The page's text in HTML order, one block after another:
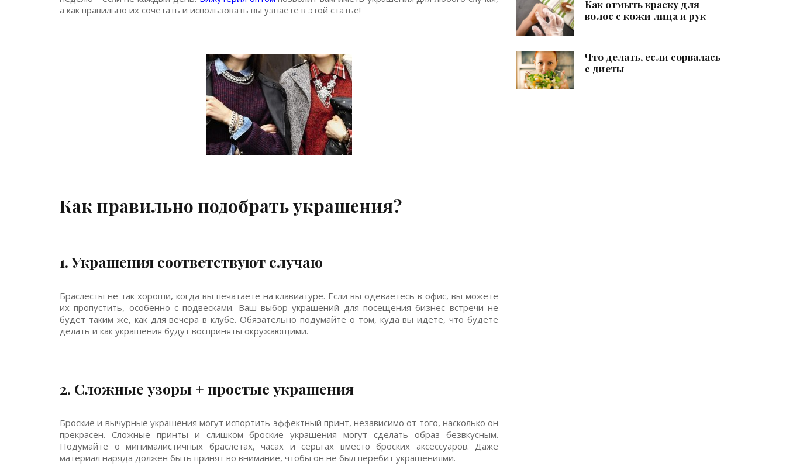
а как правильно их сочетать и использовать вы узнаете в этой статье!
Как правильно подобрать украшения?
1. Украшения соответствуют случаю
Браслесты не так хороши, когда вы печатаете на клавиатуре. Если вы одеваетесь в офис, вы можете
их пропустить, особенно с подвесками. Ваш выбор украшений для посещения бизнес встречи не
будет таким же, как для вечера в клубе. Обязательно подумайте о том, куда вы идете, что будете
делать и как украшения будут восприняты окружающими.
2. Сложные узоры + простые украшения
Броские и вычурные украшения могут испортить эффектный принт, независимо от того, насколько он
прекрасен. Сложные принты и слишком броские украшения могут сделать образ безвкусным.
Подумайте о минималистичных браслетах, часах и серьгах вместо броских аксессуаров. Даже
материал наряда должен быть принят во внимание, чтобы он не был перебит украшениями.
Как отмыть краску для
волос с кожи лица и рук
Что делать, если сорвалась
с диеты